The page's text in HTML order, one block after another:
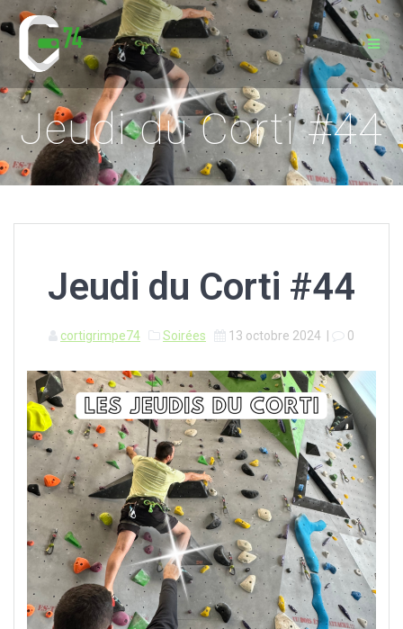
Passer
au
contenu
Jeudi du Corti #44
Jeudi du Corti #44
cortigrimpe74 Soirées 13 octobre 2024 0